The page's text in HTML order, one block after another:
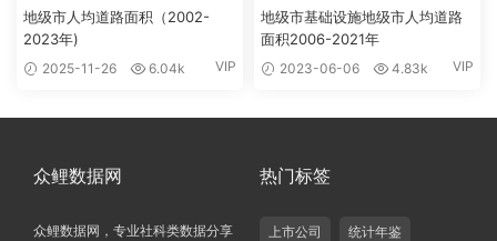
地级市人均道路面积（2002-
2023年)
2025-11-26 6.04k VIP
地级市基础设施地级市人均道路
面积2006-2021年
2023-06-06 4.83k VIP
众鲤数据网
众鲤数据网，专业社科类数据分享
热门标签
上市公司 统计年鉴